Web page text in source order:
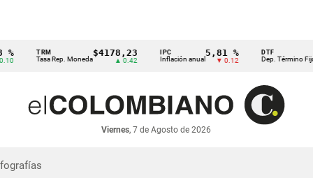
Tasa Rep. Moneda
$4178,23
▲ 0.42 Inflación anual
5,81 %
▼ 0.12 Dep. Término Fijo
Viernes, 7 de Agosto de 2026